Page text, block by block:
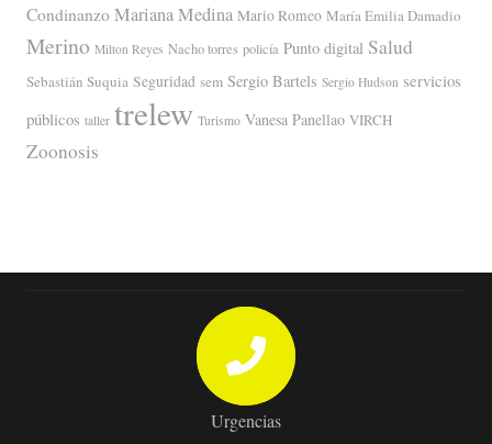
Condinanzo Mariana Medina Mario Romeo María Emilia Damadio
Merino Milton Reyes Nacho torres policía Punto digital Salud
Sebastián Suquia Seguridad sem Sergio Bartels Sergio Hudson servicios
públicos taller trelew Turismo Vanesa Panellao VIRCH
Zoonosis
Urgencias